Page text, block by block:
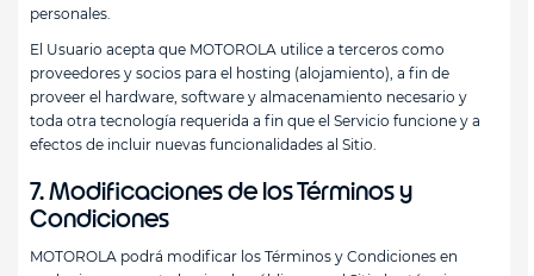
personales.
El Usuario acepta que MOTOROLA utilice a terceros como
proveedores y socios para el hosting (alojamiento), a fin de
proveer el hardware, software y almacenamiento necesario y
toda otra tecnología requerida a fin que el Servicio funcione y a
efectos de incluir nuevas funcionalidades al Sitio.
7. Modificaciones de los Términos y
Condiciones
MOTOROLA podrá modificar los Términos y Condiciones en